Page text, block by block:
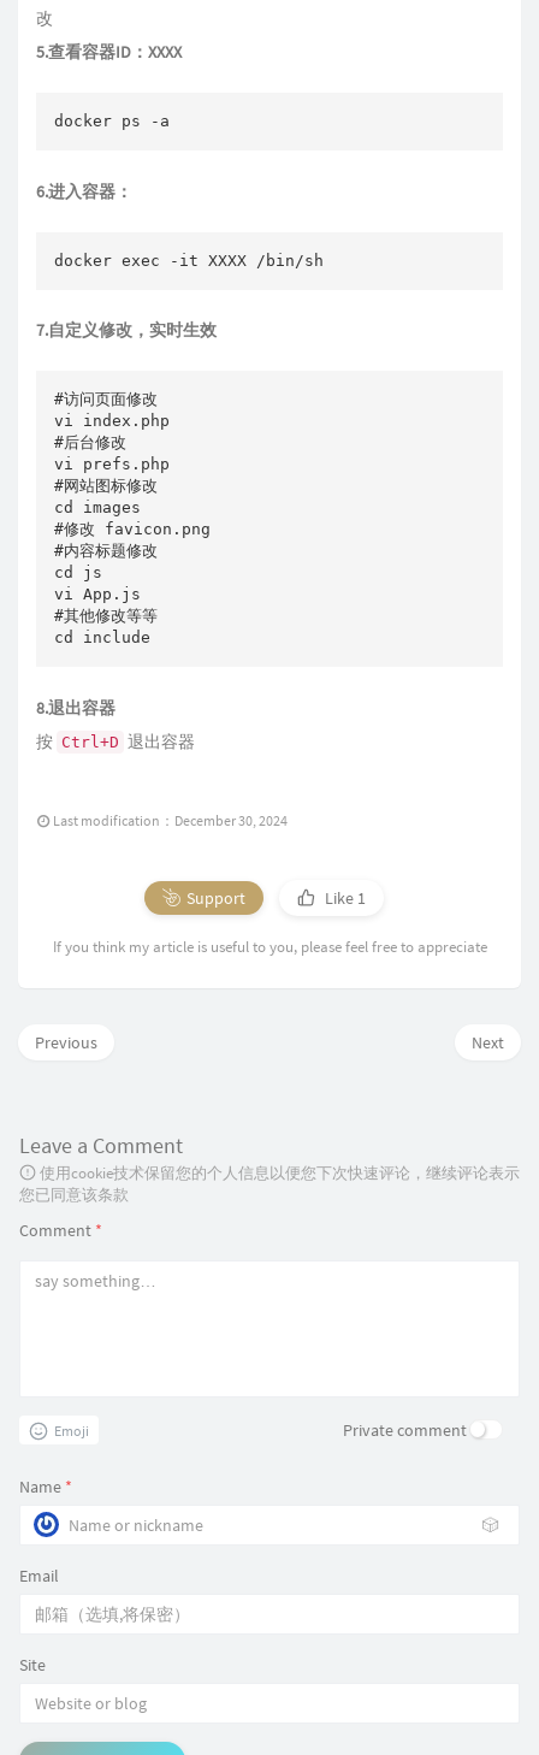
改
5.查看容器ID：XXXX
docker ps -a
6.进入容器：
docker exec -it XXXX /bin/sh
7.自定义修改，实时生效
#访问页面修改
vi index.php
#后台修改
vi prefs.php
#网站图标修改
cd images
#修改 favicon.png
#内容标题修改
cd js
vi App.js
#其他修改等等
8.退出容器
按 Ctrl+D 退出容器
Last modification：December 30, 2024
Support Like 1
If you think my article is useful to you, please feel free to appreciate
Next
Previous
Leave a Comment
使用cookie技术保留您的个人信息以便您下次快速评论，继续评论表示
您已同意该条款
Comment *
Emoji Private comment
Name *
🎲
Email
Site